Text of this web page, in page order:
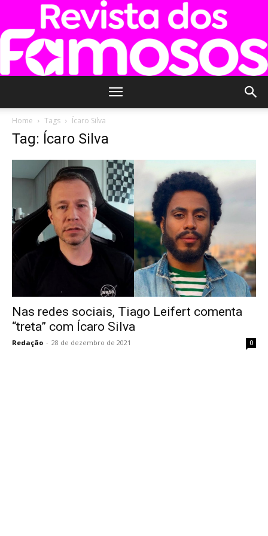
Famosos
Home Tags Ícaro Silva
Tag: Ícaro Silva
Nas redes sociais, Tiago Leifert comenta
“treta” com Ícaro Silva
Redação - 28 de dezembro de 2021 0